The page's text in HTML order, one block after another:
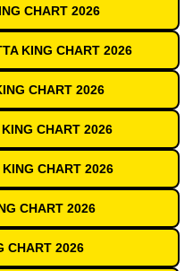
CHART 2026
KING CHART 2026
CHART 2026
CHART 2026
CHART 2026
CHART 2026
CHART 2026